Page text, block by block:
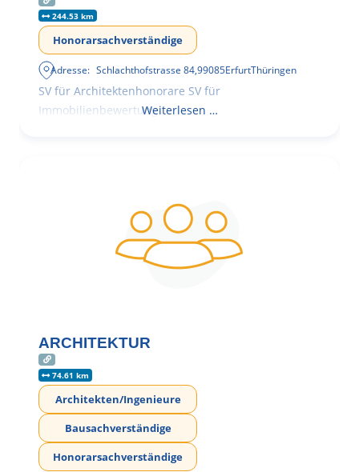
244.53 km
Honorarsachverständige
Adresse: Schlachthofstrasse 84,99085ErfurtThüringen
SV für Architektenhonorare SV für
ImmobilienbewertungWeiterlesen …
ARCHITEKTUR
74.61 km
Architekten/Ingenieure
Bausachverständige
Honorarsachverständige